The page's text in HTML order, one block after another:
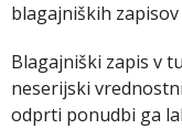
blagajniških
Blagajniški zapis v
neserijski
odprti ponudbi ga